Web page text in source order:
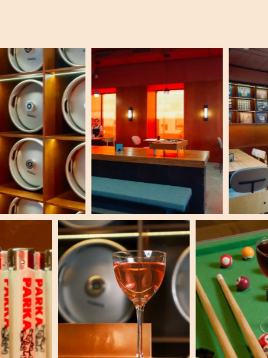
Контакты
Москва, Маросейка, 6-8с1
С понедельника по воскресенье 12:00 – 06:00
+7 (985) 621-23-53
parkabar@yandex.ru
Ждем вас в гости
Бронь